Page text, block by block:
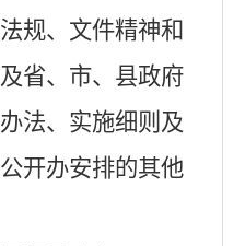
规、文件精神和
省、市、县政府
法、实施细则及
开办安排的其他